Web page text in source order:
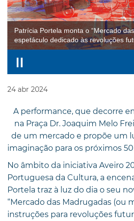
Patrícia Portela monta o “Mercado
espetáculo dedicado às revoluções
24 abr 2024
A performance, que decorre
na Praça Dr. Joaquim Melo
de um mercado e propõe um
imaginação para os próximos
No âmbito da iniciativa Aveiro
Portuguesa da Cultura, a
Portela traz à luz do dia o seu
“Mercado das Madrugadas (ou
instruções para revoluções